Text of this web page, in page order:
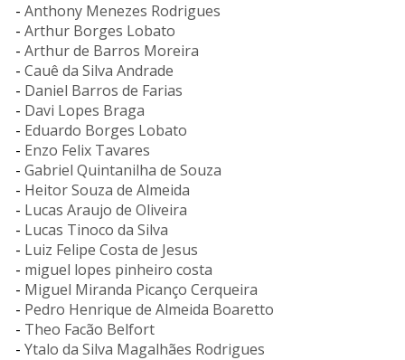
- Anthony Menezes Rodrigues
- Arthur Borges Lobato
- Arthur de Barros Moreira
- Cauê da Silva Andrade
- Daniel Barros de Farias
- Davi Lopes Braga
- Eduardo Borges Lobato
- Enzo Felix Tavares
- Gabriel Quintanilha de Souza
- Heitor Souza de Almeida
- Lucas Araujo de Oliveira
- Lucas Tinoco da Silva
- Luiz Felipe Costa de Jesus
- miguel lopes pinheiro costa
- Miguel Miranda Picanço Cerqueira
- Pedro Henrique de Almeida Boaretto
- Theo Facão Belfort
- Ytalo da Silva Magalhães Rodrigues